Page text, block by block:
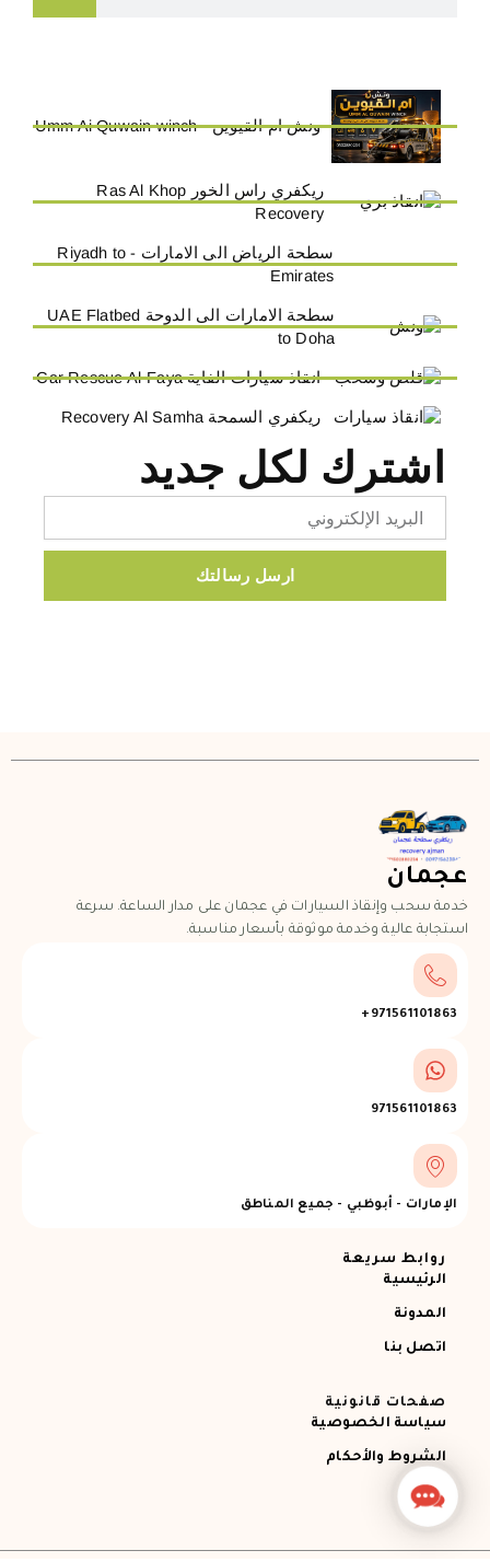
ونش ام القيوين - Umm Ai Quwain winch
ريكفري راس الخور Ras Al Khop
Recovery
سطحة الرياض الى الامارات - Riyadh to
Emirates
سطحة الامارات الى الدوحة UAE Flatbed
to Doha
انقاذ سيارات الفاية Car Rescue Al-Faya
ريكفري السمحة Recovery Al Samha
اشترك لكل جديد
ارسل رسالتك
عجمان
خدمة سحب وإنقاذ السيارات في عجمان على مدار الساعة. سرعة
استجابة عالية وخدمة موثوقة بأسعار مناسبة.
971561101863+
971561101863
الإمارات - أبوظبي - جميع المناطق
روابط سريعة
الرئيسية
المدونة
اتصل بنا
صفحات قانونية
سياسة الخصوصية
الشروط والأحكام
Contact
Us